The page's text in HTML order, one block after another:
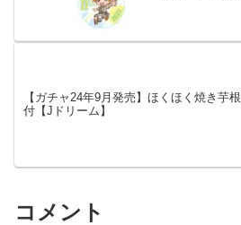
【ガチャ24年9月発売】ほくほく焼き芋根
付【Jドリーム】
コメント